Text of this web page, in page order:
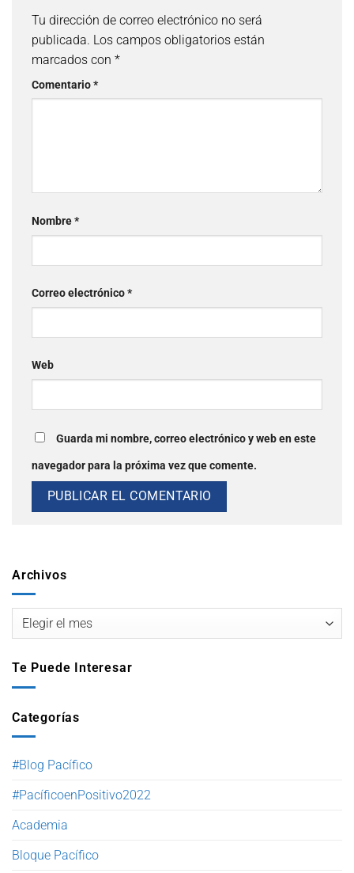
Archivos
Te Puede Interesar
Categorías
#Blog Pacífico
#PacíficoenPositivo2022
Academia
Bloque Pacífico
Tu dirección de correo electrónico no será
publicada. Los campos obligatorios están
marcados con *
Comentario*
Nombre*
Correo electrónico*
Web
Guarda mi nombre, correo electrónico y web en este
navegador para la próxima vez que comente.